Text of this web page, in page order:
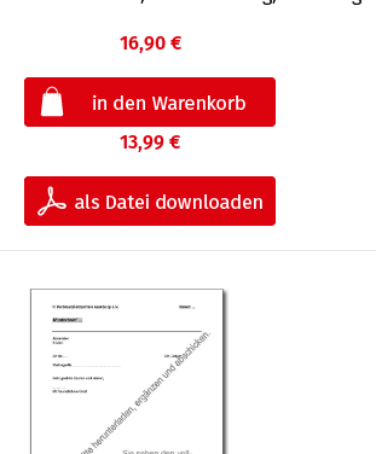
16,90 €
13,99 €